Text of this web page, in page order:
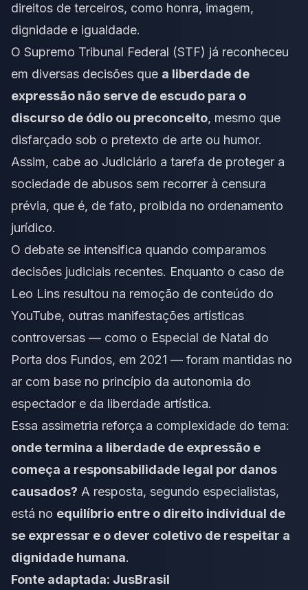
direitos de terceiros, como honra, imagem,
dignidade e igualdade.
O Supremo Tribunal Federal (STF) já reconheceu
em diversas decisões que a liberdade de
expressão não serve de escudo para o
discurso de ódio ou preconceito, mesmo que
disfarçado sob o pretexto de arte ou humor.
Assim, cabe ao Judiciário a tarefa de proteger a
sociedade de abusos sem recorrer à censura
prévia, que é, de fato, proibida no ordenamento
jurídico.
O debate se intensifica quando comparamos
decisões judiciais recentes. Enquanto o caso de
Leo Lins resultou na remoção de conteúdo do
YouTube, outras manifestações artísticas
controversas — como o Especial de Natal do
Porta dos Fundos, em 2021 — foram mantidas no
ar com base no princípio da autonomia do
espectador e da liberdade artística.
Essa assimetria reforça a complexidade do tema:
onde termina a liberdade de expressão e
começa a responsabilidade legal por danos
causados? A resposta, segundo especialistas,
está no equilíbrio entre o direito individual de
se expressar e o dever coletivo de respeitar a
dignidade humana.
Fonte adaptada: JusBrasil